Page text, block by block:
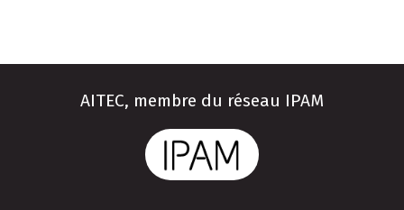
AITEC, membre du réseau IPAM